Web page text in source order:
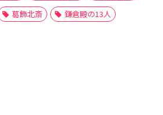
葛飾北斎 鎌倉殿の13人